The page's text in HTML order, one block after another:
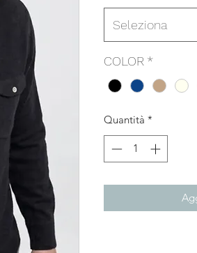
Seleziona
COLOR *
Quantità *